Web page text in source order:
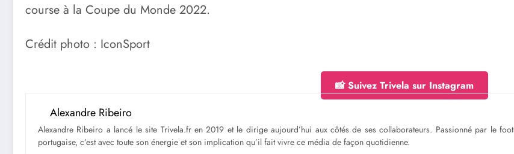
course à la Coupe du Monde 2022.
Crédit photo : IconSport
📸 Suivez Trivela sur Instagram
Alexandre Ribeiro
Alexandre Ribeiro a lancé le site Trivela.fr en 2019 et le dirige aujourd’hui aux côtés de ses collaborateurs. Passionné par le
portugaise, c’est avec toute son énergie et son implication qu’il fait vivre ce média de façon quotidienne.